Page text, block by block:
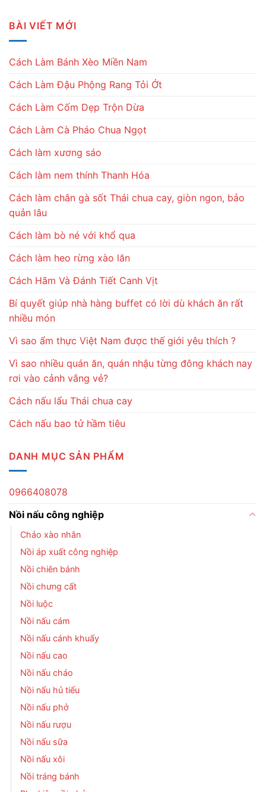
BÀI VIẾT MỚI
Cách Làm Bánh Xèo Miền Nam
Cách Làm Đậu Phộng Rang Tỏi Ớt
Cách Làm Cốm Dẹp Trộn Dừa
Cách Làm Cà Pháo Chua Ngọt
Cách làm xương sáo
Cách làm nem thính Thanh Hóa
Cách làm chân gà sốt Thái chua cay, giòn ngon, bảo
quản lâu
Cách làm bò né với khổ qua
Cách làm heo rừng xào lăn
Cách Hãm Và Đánh Tiết Canh Vịt
Bí quyết giúp nhà hàng buffet có lời dù khách ăn rất
nhiều món
Vì sao ẩm thực Việt Nam được thế giới yêu thích ?
Vì sao nhiều quán ăn, quán nhậu từng đông khách nay
rơi vào cảnh vắng vẻ?
Cách nấu lẩu Thái chua cay
Cách nấu bao tử hầm tiêu
DANH MỤC SẢN PHẨM
0966408078
Nồi nấu công nghiệp
Chảo xào nhân
Nồi áp xuất công nghiệp
Nồi chiên bánh
Nồi chưng cất
Nồi luộc
Nồi nấu cám
Nồi nấu cánh khuấy
Nồi nấu cao
Nồi nấu cháo
Nồi nấu hủ tiếu
Nồi nấu phở
Nồi nấu rượu
Nồi nấu sữa
Nồi nấu xôi
Nồi tráng bánh